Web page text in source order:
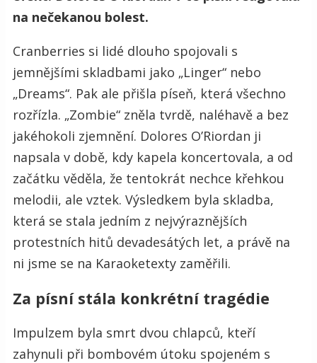
na nečekanou bolest.
Cranberries si lidé dlouho spojovali s
jemnějšími skladbami jako „Linger“ nebo
„Dreams“. Pak ale přišla píseň, která všechno
rozřízla. „Zombie“ zněla tvrdě, naléhavě a bez
jakéhokoli zjemnění. Dolores O’Riordan ji
napsala v době, kdy kapela koncertovala, a od
začátku věděla, že tentokrát nechce křehkou
melodii, ale vztek. Výsledkem byla skladba,
která se stala jedním z nejvýraznějších
protestních hitů devadesátých let, a právě na
ni jsme se na Karaoketexty zaměřili.
Za písní stála konkrétní tragédie
Impulzem byla smrt dvou chlapců, kteří
zahynuli při bombovém útoku spojeném s